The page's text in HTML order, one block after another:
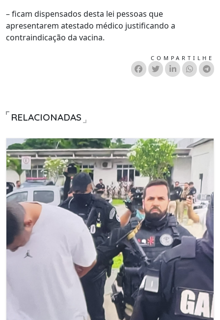
– ficam dispensados desta lei pessoas que
apresentarem atestado médico justificando a
contraindicação da vacina.
COMPARTILHE
RELACIONADAS